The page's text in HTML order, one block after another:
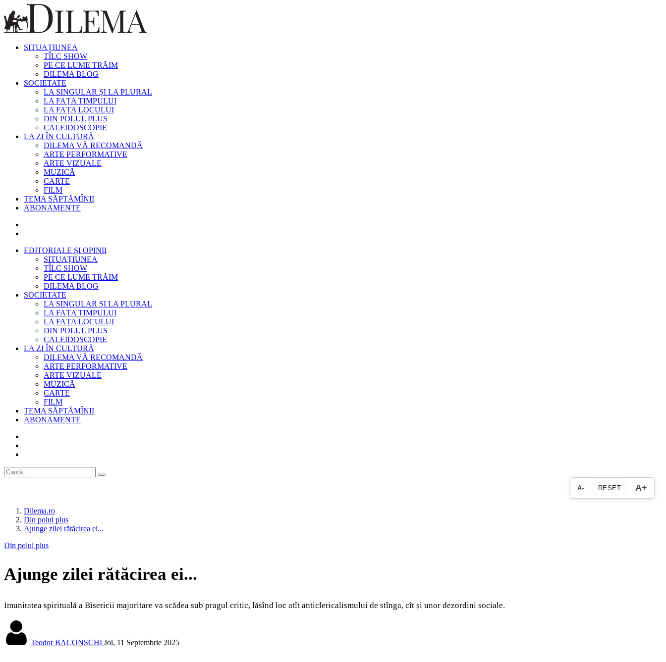
SITUAȚIUNEA
TÎLC SHOW
PE CE LUME TRĂIM
DILEMA BLOG
SOCIETATE
LA SINGULAR ȘI LA PLURAL
LA FAȚA TIMPULUI
LA FAȚA LOCULUI
DIN POLUL PLUS
CALEIDOSCOPIE
LA ZI ÎN CULTURĂ
DILEMA VĂ RECOMANDĂ
ARTE PERFORMATIVE
ARTE VIZUALE
MUZICĂ
CARTE
FILM
TEMA SĂPTĂMÎNII
ABONAMENTE
EDITORIALE ȘI OPINII
SITUAȚIUNEA
TÎLC SHOW
PE CE LUME TRĂIM
DILEMA BLOG
SOCIETATE
LA SINGULAR ȘI LA PLURAL
LA FAȚA TIMPULUI
LA FAȚA LOCULUI
DIN POLUL PLUS
CALEIDOSCOPIE
LA ZI ÎN CULTURĂ
DILEMA VĂ RECOMANDĂ
ARTE PERFORMATIVE
ARTE VIZUALE
MUZICĂ
CARTE
FILM
TEMA SĂPTĂMÎNII
ABONAMENTE
A- RESET A+
Dilema.ro
Din polul plus
Ajunge zilei rătăcirea ei...
Din polul plus
Ajunge zilei rătăcirea ei...
Imunitatea spirituală a Bisericii majoritare va scădea sub pragul critic, lăsînd loc atît anticlericalismului de stînga, cît și unor dezordini sociale.
Teodor BACONSCHI Joi, 11 Septembrie 2025